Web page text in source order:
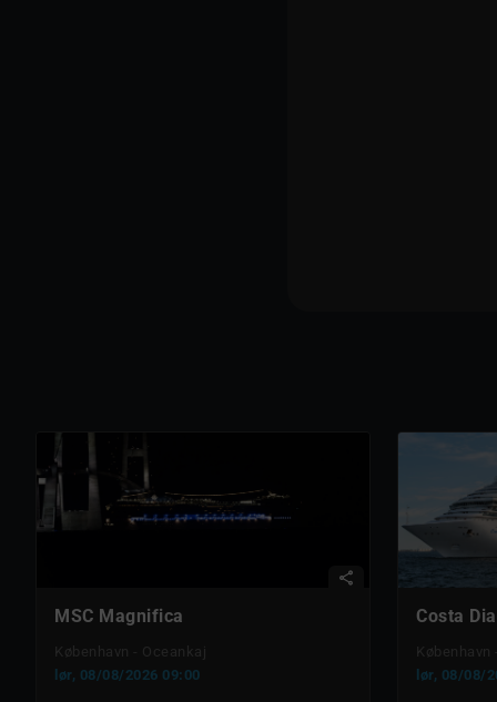
share
MSC Magnifica
København - Oceankaj
lør, 08/08/2026 09:00
Costa
København
lør, 08/08/